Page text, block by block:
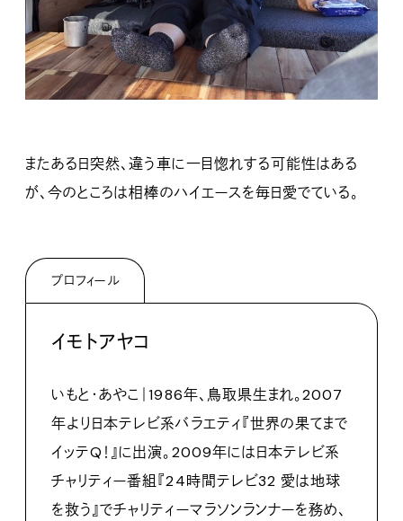
またある日突然、違う車に一目惚れする可能性はある
が、今のところは相棒のハイエースを毎日愛でている。
プロフィール
イモトアヤコ
いもと・あやこ｜1986年、鳥取県生まれ。2007
年より日本テレビ系バラエティ『世界の果てまで
イッテQ！』に出演。2009年には日本テレビ系
チャリティー番組『24時間テレビ32 愛は地球
を救う』でチャリティーマラソンランナーを務め、